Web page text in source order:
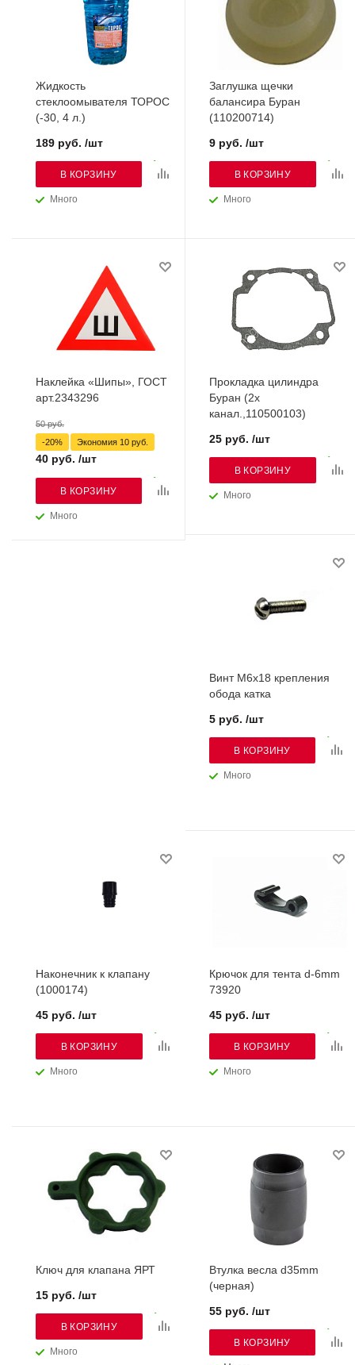
Жидкость
стеклоомывателя ТОРОС
(-30, 4 л.)
Много
189 руб. /шт
В КОРЗИНУ
Заглушка щечки
балансира Буран
(110200714)
Много
9 руб. /шт
В КОРЗИНУ
Наклейка «Шипы», ГОСТ
арт.2343296
Много
40 руб. /шт
50 руб.
-20%
Экономия 10 руб.
В КОРЗИНУ
Прокладка цилиндра
Буран (2х
канал.,110500103)
Много
25 руб. /шт
В КОРЗИНУ
Винт М6х18 крепления
обода катка
Много
5 руб. /шт
В КОРЗИНУ
Наконечник к клапану
(1000174)
Много
45 руб. /шт
В КОРЗИНУ
Крючок для тента d-6mm
73920
Много
45 руб. /шт
В КОРЗИНУ
Ключ для клапана ЯРТ
Много
15 руб. /шт
В КОРЗИНУ
Втулка весла d35mm
(черная)
55 руб. /шт
В КОРЗИНУ